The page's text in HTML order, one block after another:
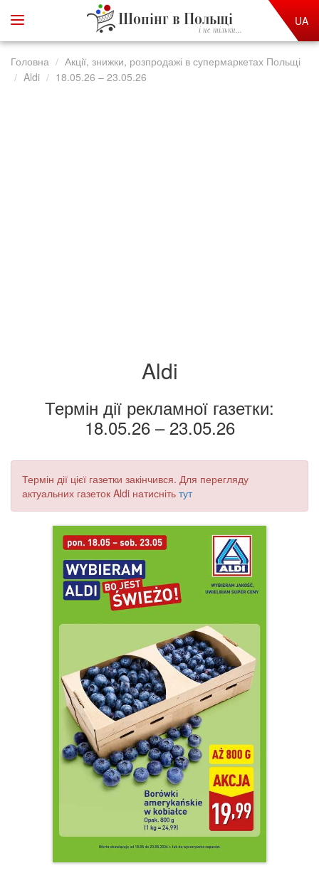
Шопінг в Польщі
і не тільки...
UA
Головна
Акції, знижки, розпродажі в супермаркетах Польщі
Aldi
18.05.26 – 23.05.26
Aldi
Термін дії рекламної газетки:
18.05.26 – 23.05.26
Термін дії цієї газетки закінчився. Для перегляду
актуальних газеток Aldi натисніть тут